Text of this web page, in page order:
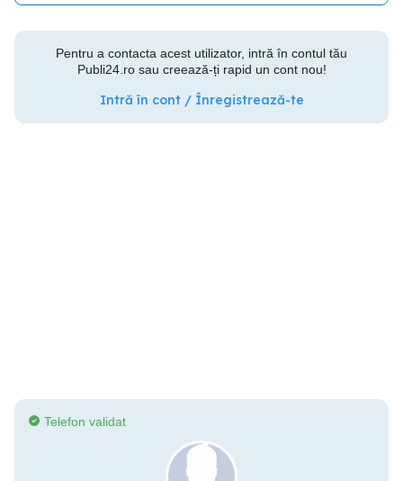
Pentru a contacta acest utilizator, intră în contul tău
Publi24.ro sau creează-ți rapid un cont nou!
Intră în cont / Înregistrează-te
Telefon validat